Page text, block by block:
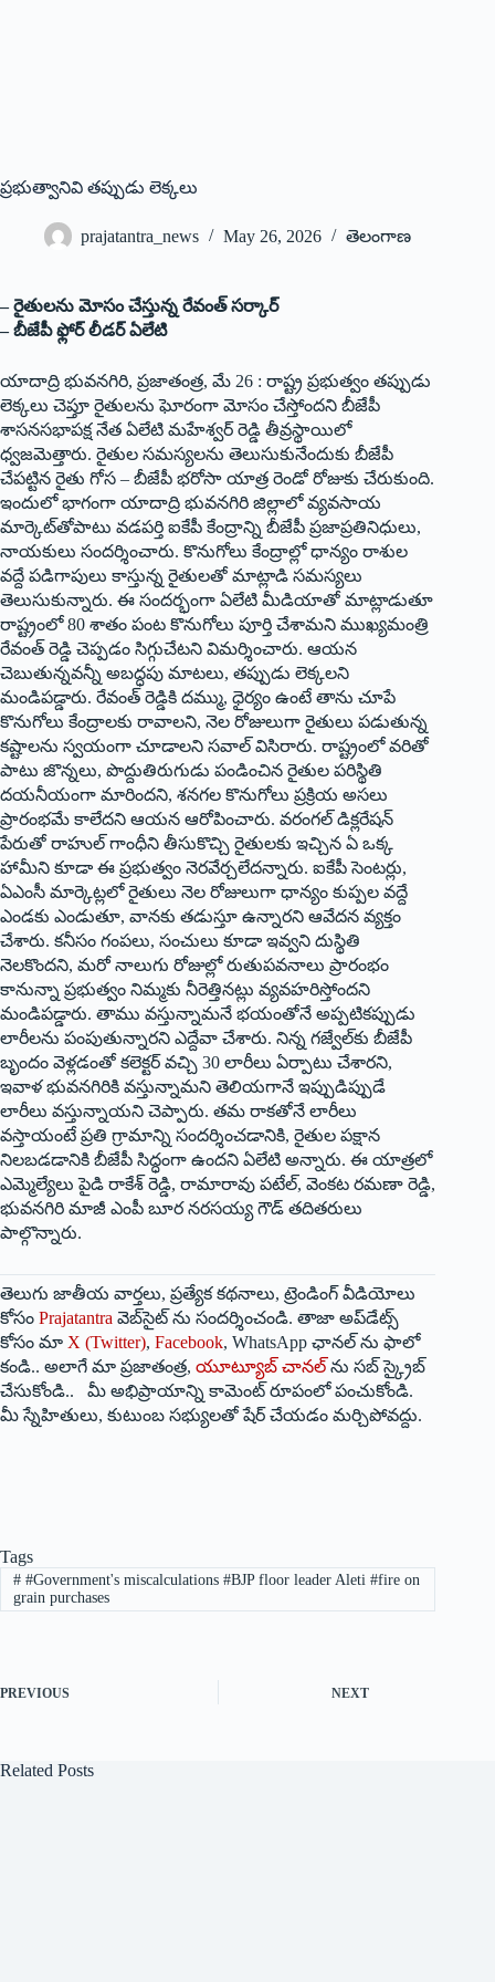
ప్ర‌భుత్వానివి త‌ప్పుడు లెక్క‌లు
prajatantra_news May 26, 2026 తెలంగాణ
– రైతులను మోసం చేస్తున్న రేవంత్ స‌ర్కార్‌
– బీజేపీ ఫ్లోర్ లీడర్ ఏలేటి
యాదాద్రి భువనగిరి, ప్రజాతంత్ర, మే 26 : రాష్ట్ర ప్రభుత్వం తప్పుడు
లెక్కలు చెప్తూ రైతులను ఘోరంగా మోసం చేస్తోందని బీజేపీ
శాసనసభాపక్ష నేత ఏలేటి మహేశ్వర్ రెడ్డి తీవ్రస్థాయిలో
ధ్వజమెత్తారు. రైతుల సమస్యలను తెలుసుకునేందుకు బీజేపీ
చేపట్టిన రైతు గోస – బీజేపీ భరోసా యాత్ర రెండో రోజుకు చేరుకుంది.
ఇందులో భాగంగా యాదాద్రి భువనగిరి జిల్లాలో వ్యవసాయ
మార్కెట్‌తోపాటు వడపర్తి ఐకేపీ కేంద్రాన్ని బీజేపీ ప్రజాప్రతినిధులు,
నాయకులు సందర్శించారు. కొనుగోలు కేంద్రాల్లో ధాన్యం రాశుల
వద్దే పడిగాపులు కాస్తున్న రైతులతో మాట్లాడి సమస్యలు
తెలుసుకున్నారు. ఈ సందర్భంగా ఏలేటి మీడియాతో మాట్లాడుతూ
రాష్ట్రంలో 80 శాతం పంట కొనుగోలు పూర్తి చేశామని ముఖ్యమంత్రి
రేవంత్ రెడ్డి చెప్పడం సిగ్గుచేటని విమర్శించారు. ఆయన
చెబుతున్నవన్నీ అబద్ధపు మాటలు, తప్పుడు లెక్కలని
మండిపడ్డారు. రేవంత్ రెడ్డికి దమ్ము, ధైర్యం ఉంటే తాను చూపే
కొనుగోలు కేంద్రాలకు రావాలని, నెల రోజులుగా రైతులు పడుతున్న
కష్టాలను స్వయంగా చూడాలని సవాల్ విసిరారు. రాష్ట్రంలో వరితో
పాటు జొన్నలు, పొద్దుతిరుగుడు పండించిన రైతుల పరిస్థితి
దయనీయంగా మారిందని, శనగల కొనుగోలు ప్రక్రియ అసలు
ప్రారంభమే కాలేదని ఆయన ఆరోపించారు. వరంగల్ డిక్లరేషన్
పేరుతో రాహుల్ గాంధీని తీసుకొచ్చి రైతులకు ఇచ్చిన ఏ ఒక్క
హామీని కూడా ఈ ప్రభుత్వం నెరవేర్చలేదన్నారు. ఐకేపీ సెంటర్లు,
ఏఎంసీ మార్కెట్లలో రైతులు నెల రోజులుగా ధాన్యం కుప్పల వద్దే
ఎండకు ఎండుతూ, వానకు తడుస్తూ ఉన్నారని ఆవేదన వ్యక్తం
చేశారు. కనీసం గంపలు, సంచులు కూడా ఇవ్వని దుస్థితి
నెలకొందని, మరో నాలుగు రోజుల్లో రుతుపవనాలు ప్రారంభం
కానున్నా ప్రభుత్వం నిమ్మకు నీరెత్తినట్లు వ్యవహరిస్తోందని
మండిపడ్డారు. తాము వస్తున్నామనే భయంతోనే అప్పటికప్పుడు
లారీలను పంపుతున్నారని ఎద్దేవా చేశారు. నిన్న గజ్వేల్‌కు బీజేపీ
బృందం వెళ్లడంతో కలెక్టర్ వచ్చి 30 లారీలు ఏర్పాటు చేశారని,
ఇవాళ భువనగిరికి వస్తున్నామని తెలియగానే ఇప్పుడిప్పుడే
లారీలు వస్తున్నాయని చెప్పారు. తమ రాకతోనే లారీలు
వస్తాయంటే ప్రతి గ్రామాన్ని సందర్శించడానికి, రైతుల పక్షాన
నిలబడడానికి బీజేపీ సిద్ధంగా ఉందని ఏలేటి అన్నారు. ఈ యాత్రలో
ఎమ్మెల్యేలు పైడి రాకేశ్ రెడ్డి, రామారావు పటేల్, వెంకట రమణా రెడ్డి,
భువనగిరి మాజీ ఎంపీ బూర నరసయ్య గౌడ్ తదితరులు
పాల్గొన్నారు.
తెలుగు జాతీయ వార్తలు, ప్రత్యేక కథనాలు, ట్రెండింగ్ వీడియోలు
కోసం Prajatantra వెబ్‌సైట్ ను సందర్శించండి. తాజా అప్‌డేట్స్
కోసం మా X (Twitter), Facebook, WhatsApp ఛానల్ ను ఫాలో
కండి.. అలాగే మా ప్రజాతంత్ర, యూట్యూబ్ చానల్ ను సబ్ స్క్రైబ్
చేసుకోండి.. మీ అభిప్రాయాన్ని కామెంట్ రూపంలో పంచుకోండి.
మీ స్నేహితులు, కుటుంబ సభ్యులతో షేర్ చేయడం మర్చిపోవద్దు.
Tags
##Government's miscalculations #BJP floor leader Aleti #fire on
grain purchases
PREVIOUS NEXT
Related Posts